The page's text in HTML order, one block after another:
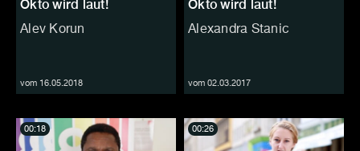
Okto wird laut!
Alev Korun
vom 16.05.2018
Okto wird laut!
Alexandra Stanic
vom 02.03.2017
00:18 00:26